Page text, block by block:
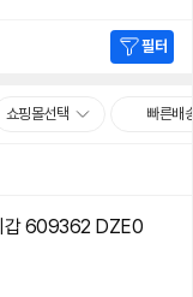
필터
쇼핑몰선택 빠른배송
갑 609362 DZE0